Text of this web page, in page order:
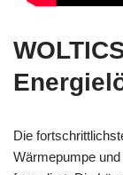
Die
Wärmepumpe